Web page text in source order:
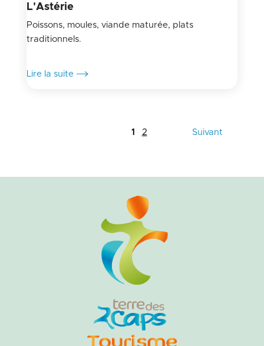
L'Astérie
Poissons, moules, viande maturée, plats
traditionnels.
Lire la suite
1 2 Suivant